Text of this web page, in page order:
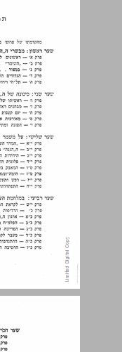
שער ראשון מבשרי ה"ההגנה" ... 9